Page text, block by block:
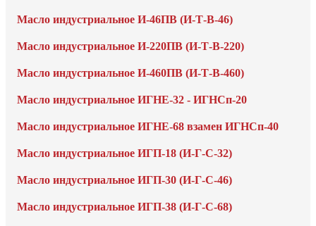
Масло индустриальное И-46ПВ (И-Т-В-46)
Масло индустриальное И-220ПВ (И-Т-В-220)
Масло индустриальное И-460ПВ (И-Т-В-460)
Масло индустриальное ИГНЕ-32 - ИГНСп-20
Масло индустриальное ИГНЕ-68 взамен ИГНСп-40
Масло индустриальное ИГП-18 (И-Г-С-32)
Масло индустриальное ИГП-30 (И-Г-С-46)
Масло индустриальное ИГП-38 (И-Г-С-68)